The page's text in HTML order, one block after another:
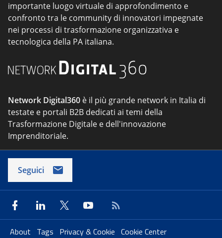
importante luogo virtuale di approfondimento e
confronto tra le community di innovatori impegnate
nei processi di trasformazione organizzativa e
tecnologica della PA italiana.
Network Digital360 è il più grande network in Italia di
testate e portali B2B dedicati ai temi della
Trasformazione Digitale e dell'innovazione
Imprenditoriale.
Seguici
About Tags Privacy & Cookie Cookie Center